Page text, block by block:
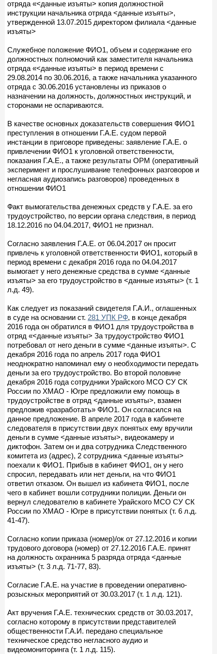
отряда «<данные изъяты> копия должностной
инструкции начальника отряда <данные изъяты>,
утвержденной 13.07.2015 директором филиала <данные
изъяты>
Служебное положение ФИО1, объем и содержание его
должностных полномочий как заместителя начальника
отряда «<данные изъяты> в период времени с
29.08.2014 по 30.06.2016, а также начальника указанного
отряда с 30.06.2016 установлены из приказов о
назначении на должность, должностных инструкций, и
сторонами не оспариваются.
В качестве основных доказательств совершения ФИО1
преступления в отношении Г.А.Е. судом первой
инстанции в приговоре приведены: заявление Г.А.Е. о
привлечении ФИО1 к уголовной ответственности,
показания Г.А.Е., а также результаты ОРМ (оперативный
эксперимент и прослушивание телефонных разговоров и
негласная аудиозапись разговоров) проведенных в
отношении ФИО1
Факт вымогательства денежных средств у Г.А.Е. за его
трудоустройство, по версии органа следствия, в период
18.12.2016 по 04.04.2017, ФИО1 не признал.
Согласно заявления Г.А.Е. от 06.04.2017 он просит
привлечь к уголовной ответственности ФИО1, который в
период времени с декабря 2016 года по 04.04.2017
вымогает у него денежные средства в сумме <данные
изъяты> за его трудоустройство в <данные изъяты> (т. 1
л.д. 49).
Как следует из показаний свидетеля Г.А.И., оглашенных
в суде на основании ст. 281 УПК РФ, в конце декабря
2016 года он обратился в ФИО1 для трудоустройства в
отряд «<данные изъяты> За трудоустройство ФИО1
потребовал от него деньги в сумме <данные изъяты>. С
декабря 2016 года по апрель 2017 года ФИО1
неоднократно напоминал ему о необходимости передать
деньги за его трудоустройство. Во второй половине
декабря 2016 года сотрудники Урайского МСО СУ СК
России по ХМАО - Югре предложили ему помощь в
трудоустройстве в отряд <данные изъяты>, взамен
предложив «разработать» ФИО1. Он согласился на
данное предложение. В апреле 2017 года в кабинете
следователя в присутствии двух понятых ему вручили
деньги в сумме <данные изъяты>, видеокамеру и
диктофон. Затем он и два сотрудника Следственного
комитета из (адрес), 2 сотрудника <данные изъяты>
поехали к ФИО1. Прибыв в кабинет ФИО1, он у него
спросил, передавать или нет деньги, на что ФИО1
ответил отказом. Он вышел из кабинета ФИО1, после
чего в кабинет вошли сотрудники полиции. Деньги он
вернул следователю в кабинете Урайского МСО СУ СК
России по ХМАО - Югре в присутствии понятых (т. 6 л.д.
41-47).
Согласно копии приказа (номер)/ок от 27.12.2016 и копии
трудового договора (номер) от 27.12.2016 Г.А.Е. принят
на должность охранника 5 разряда отряда <данные
изъяты> (т. 3 л.д. 71-77, 83).
Согласие Г.А.Е. на участие в проведении оперативно-
розыскных мероприятий от 30.03.2017 (т. 1 л.д. 121).
Акт вручения Г.А.Е. технических средств от 30.03.2017,
согласно которому в присутствии представителей
общественности Г.А.И. передано специальное
техническое средство негласного аудио и
видеомониторинга (т. 1 л.д. 115).